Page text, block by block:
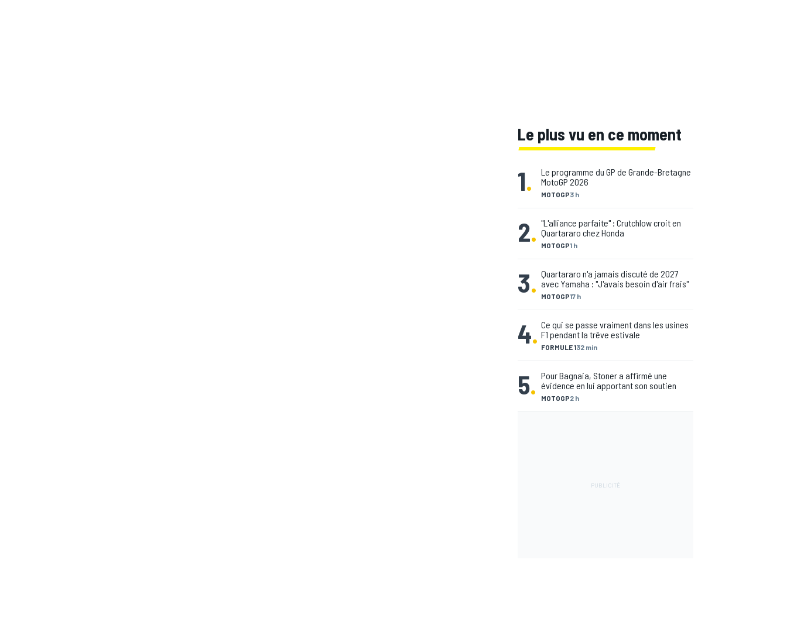
Le plus vu en ce moment
1. MOTOGP3 h
Le programme du GP de Grande-Bretagne
MotoGP 2026
2. MOTOGP1 h
"L'alliance parfaite" : Crutchlow croit en
Quartararo chez Honda
3. MOTOGP17 h
Quartararo n'a jamais discuté de 2027
avec Yamaha : "J'avais besoin d'air frais"
4. FORMULE 132 min
Ce qui se passe vraiment dans les usines
F1 pendant la trêve estivale
5. MOTOGP2 h
Pour Bagnaia, Stoner a affirmé une
évidence en lui apportant son soutien